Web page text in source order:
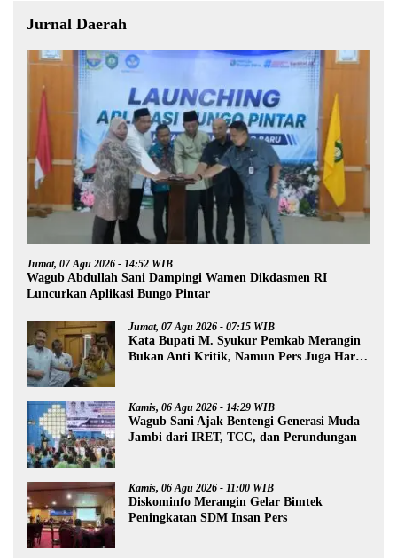
Jurnal Daerah
Jumat, 07 Agu 2026 - 14:52 WIB
Wagub Abdullah Sani Dampingi Wamen Dikdasmen RI
Luncurkan Aplikasi Bungo Pintar
Jumat, 07 Agu 2026 - 07:15 WIB
Kata Bupati M. Syukur Pemkab Merangin
Bukan Anti Kritik, Namun Pers Juga Harus
Kamis, 06 Agu 2026 - 14:29 WIB
Wagub Sani Ajak Bentengi Generasi Muda
Jambi dari IRET, TCC, dan Perundungan
Kamis, 06 Agu 2026 - 11:00 WIB
Diskominfo Merangin Gelar Bimtek
Peningkatan SDM Insan Pers